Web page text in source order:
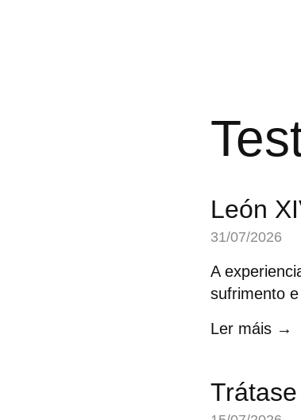
León
31/07/2026
A
sufrimento
Ler máis →